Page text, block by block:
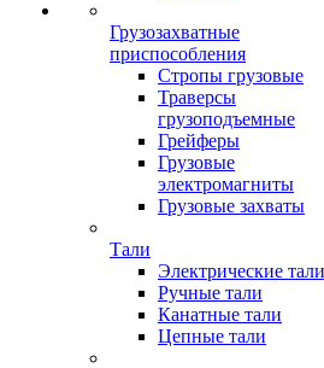
Грузозахватные
приспособления
Стропы грузовые
Траверсы
грузоподъемные
Грейферы
Грузовые
электромагниты
Грузовые захваты
Тали
Электрические тали
Ручные тали
Канатные тали
Цепные тали